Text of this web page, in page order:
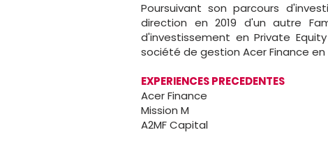
Poursuivant son parcours
direction en 2019 d'un autre
d'investissement en Private
société de gestion Acer Finance en
EXPERIENCES PRECEDENTES
Acer Finance
Mission M
A2MF Capital